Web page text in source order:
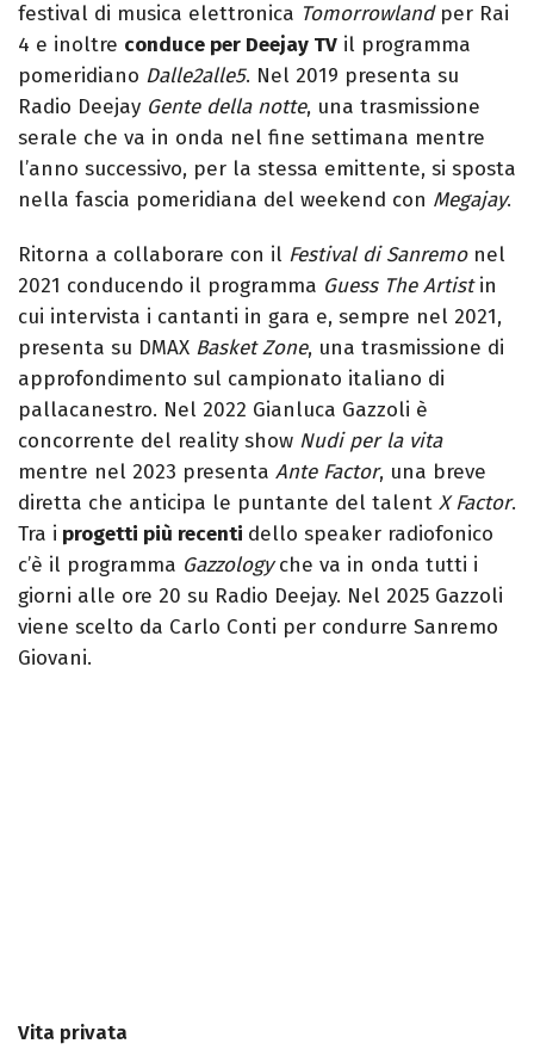
festival di musica elettronica Tomorrowland per Rai
4 e inoltre conduce per Deejay TV il programma
pomeridiano Dalle2alle5. Nel 2019 presenta su
Radio Deejay Gente della notte, una trasmissione
serale che va in onda nel fine settimana mentre
l’anno successivo, per la stessa emittente, si sposta
nella fascia pomeridiana del weekend con Megajay.
Ritorna a collaborare con il Festival di Sanremo nel
2021 conducendo il programma Guess The Artistin
cui intervista i cantanti in gara e, sempre nel 2021,
presenta su DMAX Basket Zone, una trasmissione di
approfondimento sul campionato italiano di
pallacanestro. Nel 2022 Gianluca Gazzoli è
concorrente del reality show Nudi per la vita
mentre nel 2023 presenta Ante Factor, una breve
diretta che anticipa le puntante del talent X Factor.
Tra i progetti più recenti dello speaker radiofonico
c’è il programma Gazzologyche va in onda tutti i
giorni alle ore 20 su Radio Deejay. Nel 2025 Gazzoli
viene scelto da Carlo Conti per condurre Sanremo
Giovani.
Vita privata